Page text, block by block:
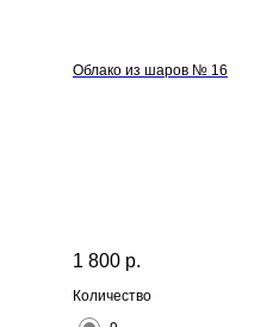
Облако из шаров № 16
1 800 р.
Количество